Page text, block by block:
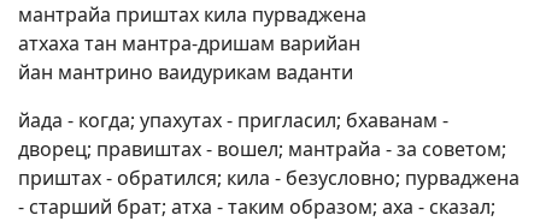
мантрайа приштах кила пурваджена
атхаха тан мантра-дришам варийан
йан мантрино ваидурикам ваданти
йада - когда; упахутах - пригласил; бхаванам -
дворец; правиштах - вошел; мантрайа - за советом;
приштах - обратился; кила - безусловно; пурваджена
- старший брат; атха - таким образом; аха - сказал;